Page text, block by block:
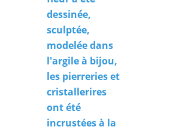
dessinée,
sculptée,
modelée dans
l'argile à bijou,
les pierreries et
cristallerires
ont été
incrustées à la